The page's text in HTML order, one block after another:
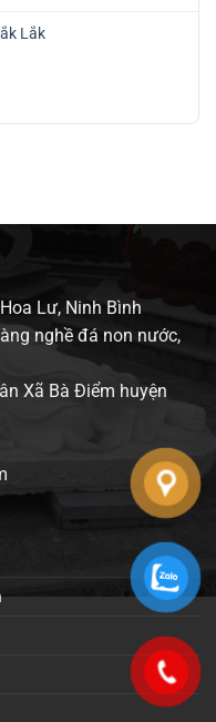
Lắk
Lư, Ninh Bình
nghề đá non nước,
Xã Bà Điểm huyện